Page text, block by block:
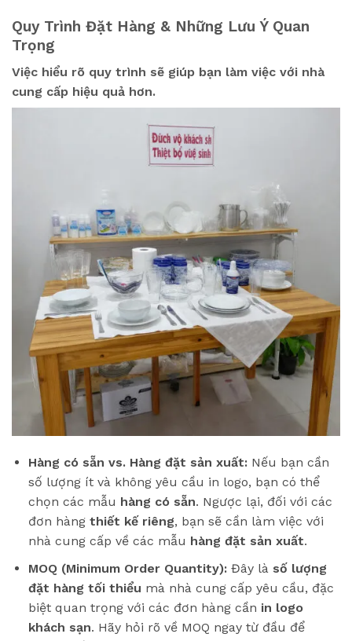
Quy Trình Đặt Hàng & Những Lưu Ý Quan
Trọng
Việc hiểu rõ quy trình sẽ giúp bạn làm việc với nhà
cung cấp hiệu quả hơn.
Hàng có sẵn vs. Hàng đặt sản xuất:Nếu bạn cần
số lượng ít và không yêu cầu in logo, bạn có thể
chọn các mẫu hàng có sẵn. Ngược lại, đối với các
đơn hàng thiết kế riêng, bạn sẽ cần làm việc với
nhà cung cấp về các mẫu hàng đặt sản xuất.
MOQ (Minimum Order Quantity):Đây là số lượng
đặt hàng tối thiểu mà nhà cung cấp yêu cầu, đặc
biệt quan trọng với các đơn hàng cần in logo
khách sạn. Hãy hỏi rõ về MOQ ngay từ đầu để